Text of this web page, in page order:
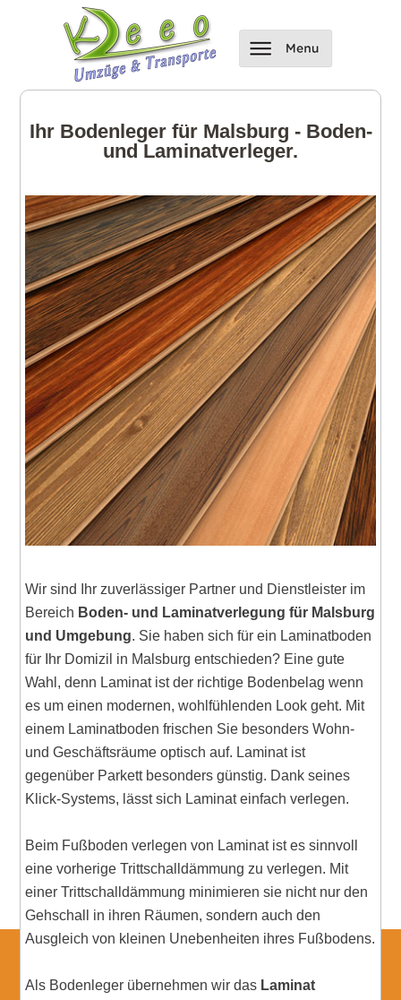
Ihr Bodenleger für Malsburg - Boden-
und Laminatverleger.
Wir sind Ihr zuverlässiger Partner und Dienstleister im
Bereich Boden- und Laminatverlegung für Malsburg
und Umgebung. Sie haben sich für ein Laminatboden
für Ihr Domizil in Malsburg entschieden? Eine gute
Wahl, denn Laminat ist der richtige Bodenbelag wenn
es um einen modernen, wohlfühlenden Look geht. Mit
einem Laminatboden frischen Sie besonders Wohn-
und Geschäftsräume optisch auf. Laminat ist
gegenüber Parkett besonders günstig. Dank seines
Klick-Systems, lässt sich Laminat einfach verlegen.
Beim Fußboden verlegen von Laminat ist es sinnvoll
eine vorherige Trittschalldämmung zu verlegen. Mit
einer Trittschalldämmung minimieren sie nicht nur den
Gehschall in ihren Räumen, sondern auch den
Ausgleich von kleinen Unebenheiten ihres Fußbodens.
Als Bodenleger übernehmen wir das Laminat